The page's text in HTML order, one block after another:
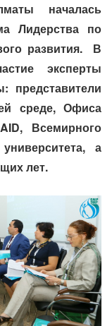
началась
Лидерства по
развития. В
эксперты
среде, Офиса
Всемирного
а
лет.